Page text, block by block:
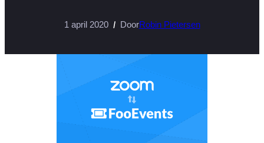
1 april 2020 DoorRobin Pietersen